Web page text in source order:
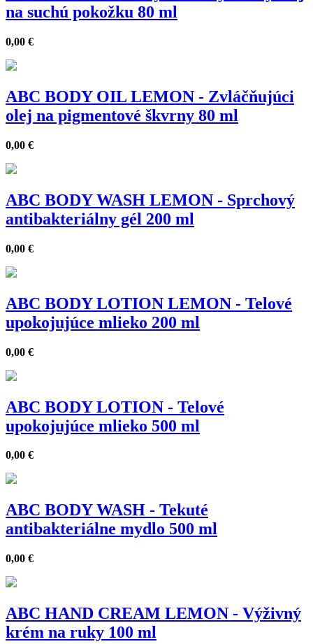
na suchú pokožku 80 ml
0,00 €
ABC BODY OIL LEMON - Zvláčňujúci
olej na pigmentové škvrny 80 ml
0,00 €
ABC BODY WASH LEMON - Sprchový
antibakteriálny gél 200 ml
0,00 €
ABC BODY LOTION LEMON - Telové
upokojujúce mlieko 200 ml
0,00 €
ABC BODY LOTION - Telové
upokojujúce mlieko 500 ml
0,00 €
ABC BODY WASH - Tekuté
antibakteriálne mydlo 500 ml
0,00 €
ABC HAND CREAM LEMON - Výživný
krém na ruky 100 ml